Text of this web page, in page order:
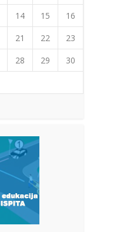
14 15
16
21 22
23
28 29
30